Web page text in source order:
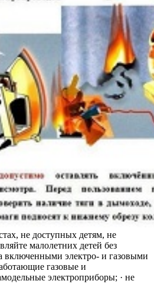
не доступных детям, не
малолетних детей без
включенными электро- и газовыми
газовые и
электроприборы; · не